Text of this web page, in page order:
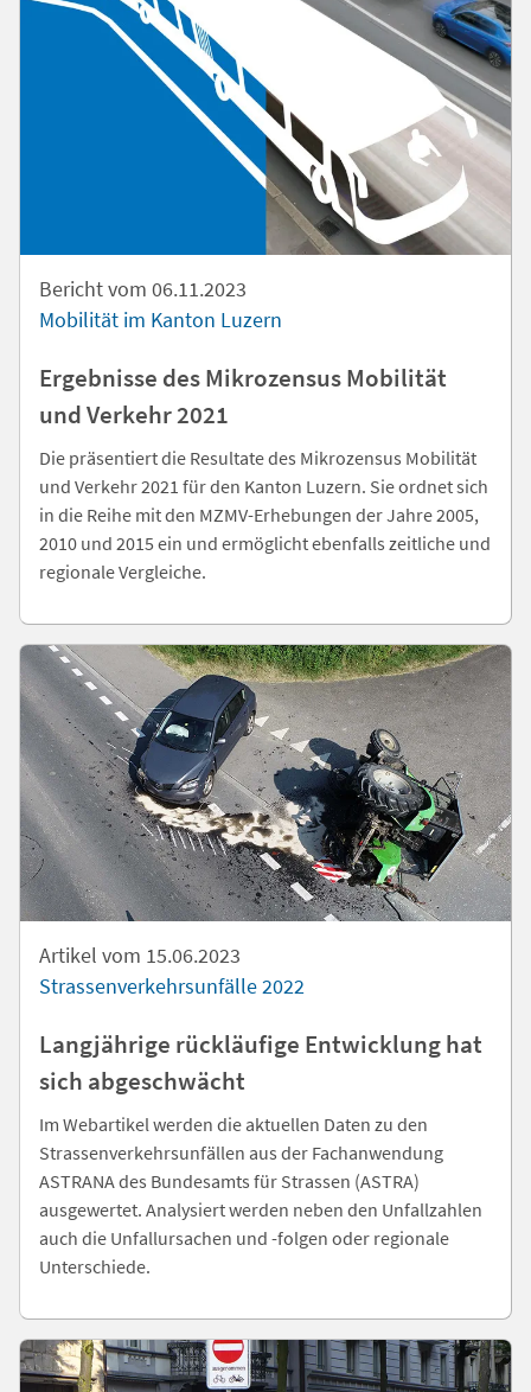
Bericht vom 06.11.2023
Mobilität im Kanton Luzern
Ergebnisse des Mikrozensus Mobilität
und Verkehr 2021
Die präsentiert die Resultate des Mikrozensus Mobilität
und Verkehr 2021 für den Kanton Luzern. Sie ordnet sich
in die Reihe mit den MZMV-Erhebungen der Jahre 2005,
2010 und 2015 ein und ermöglicht ebenfalls zeitliche und
regionale Vergleiche.
Artikel vom 15.06.2023
Strassenverkehrsunfälle 2022
Langjährige rückläufige Entwicklung hat
sich abgeschwächt
Im Webartikel werden die aktuellen Daten zu den
Strassenverkehrsunfällen aus der Fachanwendung
ASTRANA des Bundesamts für Strassen (ASTRA)
ausgewertet. Analysiert werden neben den Unfallzahlen
auch die Unfallursachen und -folgen oder regionale
Unterschiede.